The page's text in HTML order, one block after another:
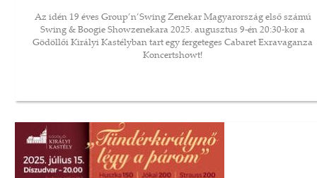
Az idén 19 éves Group’n’Swing Zenekar Magyarország első számú
Swing & Boogie Showzenekara 2025. augusztus 9-én 20:30-kor a
Gödöllői Királyi Kastélyban tart egy fergeteges Cabaret Exravaganza
Koncertshowt!